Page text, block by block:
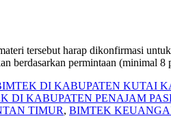
tersebut harap dikonfirmasi
berdasarkan permintaan (minimal
DI KABUPATEN KUTAI
DI KABUPATEN PENAJAM
TIMUR, BIMTEK